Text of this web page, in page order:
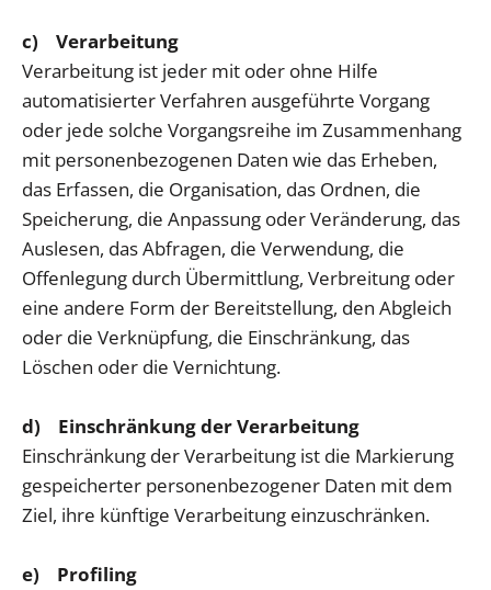
c) Verarbeitung
Verarbeitung ist jeder mit oder ohne Hilfe
automatisierter Verfahren ausgeführte Vorgang
oder jede solche Vorgangsreihe im Zusammenhang
mit personenbezogenen Daten wie das Erheben,
das Erfassen, die Organisation, das Ordnen, die
Speicherung, die Anpassung oder Veränderung, das
Auslesen, das Abfragen, die Verwendung, die
Offenlegung durch Übermittlung, Verbreitung oder
eine andere Form der Bereitstellung, den Abgleich
oder die Verknüpfung, die Einschränkung, das
Löschen oder die Vernichtung.
d) Einschränkung der Verarbeitung
Einschränkung der Verarbeitung ist die Markierung
gespeicherter personenbezogener Daten mit dem
Ziel, ihre künftige Verarbeitung einzuschränken.
e) Profiling